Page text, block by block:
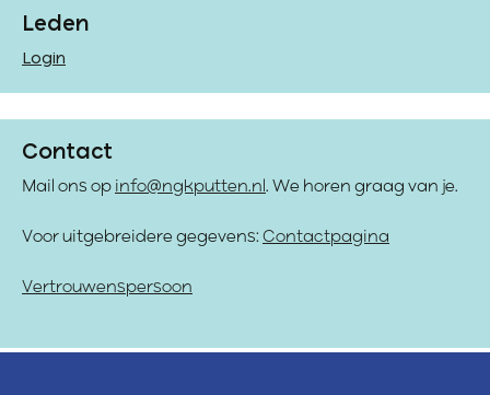
Leden
Login
Contact
Mail ons op info@ngkputten.nl . We horen graag van je.
Voor uitgebreidere gegevens: Contactpagina
Vertrouwenspersoon